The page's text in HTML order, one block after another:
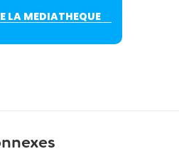
LA MEDIATHEQUE